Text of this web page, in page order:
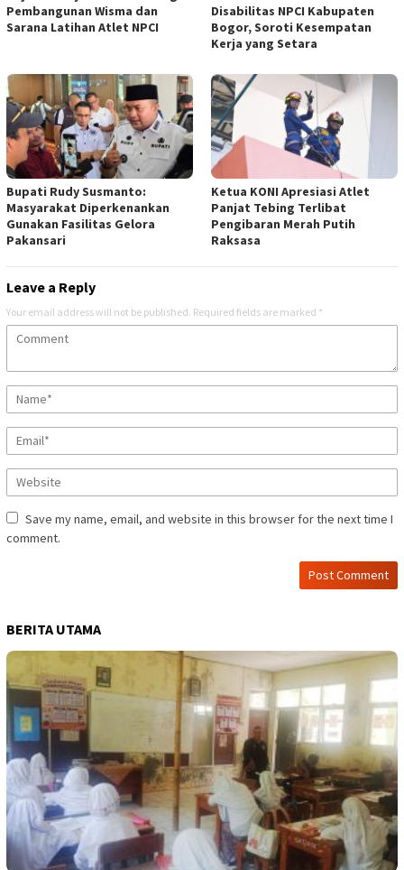
Pembangunan Wisma dan
Sarana Latihan Atlet NPCI
Disabilitas NPCI Kabupaten
Bogor, Soroti Kesempatan
Kerja yang Setara
Bupati Rudy Susmanto:
Masyarakat Diperkenankan
Gunakan Fasilitas Gelora
Pakansari
Ketua KONI Apresiasi Atlet
Panjat Tebing Terlibat
Pengibaran Merah Putih
Raksasa
Leave a Reply
Your email address will not be published. Required fields are marked *
Save my name, email, and website in this browser for the next time I
comment.
BERITA UTAMA